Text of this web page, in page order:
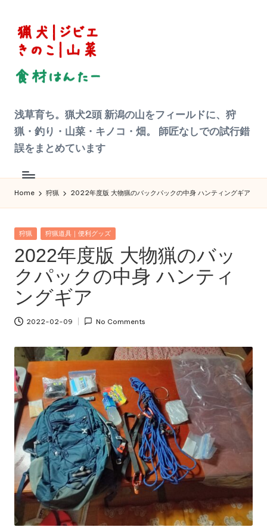
content
狩
猟
|
ジ
ビ
エ
理
食
材
ハ
ン
ー
へ
の
道
浅草育ち。猟犬2頭 新潟の山をフィールドに、狩
猟・釣り・山菜・キノコ・畑。 師匠なしでの試行錯
誤をまとめています
Home 狩猟 2022年度版 大物猟のバックパックの中身 ハンティングギア
Posted
狩猟 狩猟道具｜便利グッズ
2022年度版 大物猟のバッ
クパックの中身 ハンティ
ングギア
2022-02-09 No Comments